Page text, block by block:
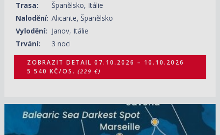
Trasa:
Španělsko, Itálie
Nalodění: Alicante, Španělsko
Vylodění: Janov, Itálie
Trvání:
3 noci
ZOBRAZIT DETAIL 07.10.2026 – 10.10.2026
5 540 KČ/OS. (229 €)
ZOBRAZIT DETAIL
29.09.2026 – 06.10.2026
18 130 KČ/OS.
(749 €)